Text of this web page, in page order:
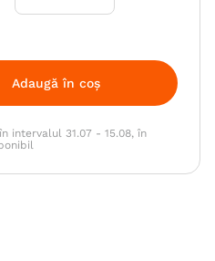
Adaugă în coș
intervalul 31.07 - 15.08, în